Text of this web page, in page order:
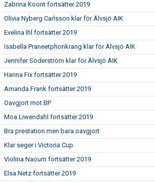
Zabrina Koont fortsätter 2019
Olivia Nyberg Carlsson klar för Älvsjö AIK
Evelina Ihl fortsätter 2019
Isabella Praneetphonkrang klar för Älvsjö AIK
Jennifer Söderström klar för Älvsjö AIK
Hanna Fix fortsätter 2019
Amanda Frank fortsätter 2019
Oavgjort mot BP
Moa Liwendahl fortsätter 2019
Bra prestation men bara oavgjort
Klar seger i Victoria Cup
Violina Naoum fortsätter 2019
Elsa Netz fortsätter 2019